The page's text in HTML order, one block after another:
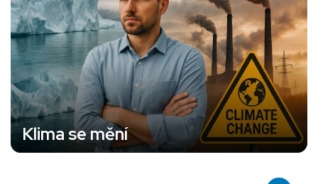
Klima se mění